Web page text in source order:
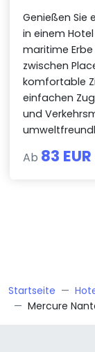
Genießen Sie
in einem
maritime
zwischen
komfortable
einfachen
und
Ab 83 EUR
Startseite
Mercure